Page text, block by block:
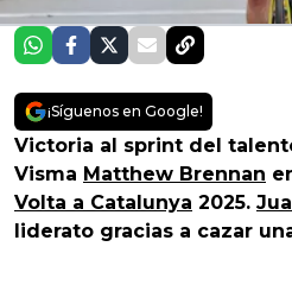
¡Síguenos en Google!
Victoria al sprint del
Visma Matthew Brennan
Volta a Catalunya 2025.
liderato gracias a cazar